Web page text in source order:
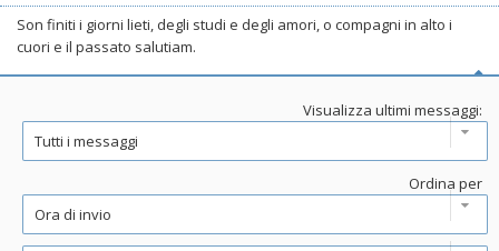
Son finiti i giorni lieti, degli studi e degli amori, o compagni in alto i
cuori e il passato salutiam.
Visualizza ultimi messaggi:
Ordina per